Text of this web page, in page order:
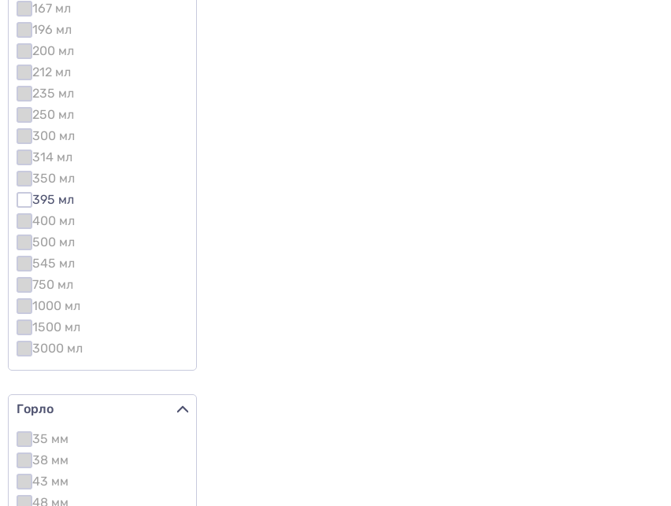
167 мл
196 мл
200 мл
212 мл
235 мл
250 мл
300 мл
314 мл
350 мл
395 мл
400 мл
500 мл
545 мл
750 мл
1000 мл
1500 мл
3000 мл
Горло
35 мм
38 мм
43 мм
48 мм